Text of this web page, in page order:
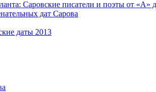
Саровские писатели и поэты от «А»
дат Сарова
даты 2013